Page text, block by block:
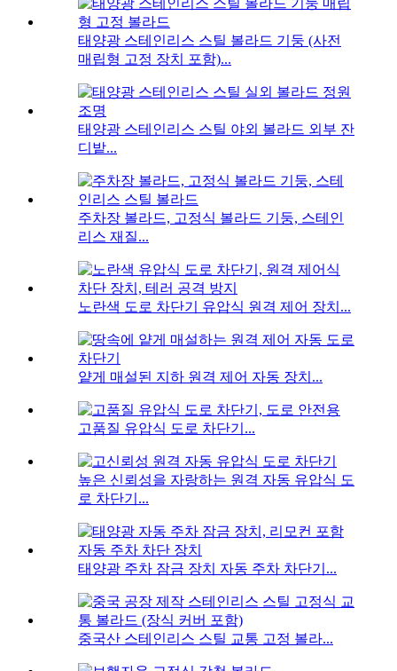
태양광 스테인리스 스틸 볼라드 기둥 (사전
매립형 고정 장치 포함)...
태양광 스테인리스 스틸 야외 볼라드 외부 잔
디밭...
주차장 볼라드, 고정식 볼라드 기둥, 스테인
리스 재질...
노란색 도로 차단기 유압식 원격 제어 장치...
얕게 매설된 지하 원격 제어 자동 장치...
고품질 유압식 도로 차단기...
높은 신뢰성을 자랑하는 원격 자동 유압식 도
로 차단기...
태양광 주차 잠금 장치 자동 주차 차단기...
중국산 스테인리스 스틸 교통 고정 볼라...